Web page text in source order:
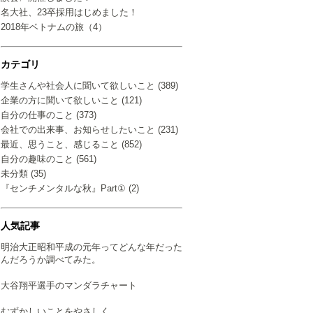
名大社、23卒採用はじめました！
2018年ベトナムの旅（4）
カテゴリ
学生さんや社会人に聞いて欲しいこと (389)
企業の方に聞いて欲しいこと (121)
自分の仕事のこと (373)
会社での出来事、お知らせしたいこと (231)
最近、思うこと、感じること (852)
自分の趣味のこと (561)
未分類 (35)
『センチメンタルな秋』Part① (2)
人気記事
明治大正昭和平成の元年ってどんな年だった
んだろうか調べてみた。
大谷翔平選手のマンダラチャート